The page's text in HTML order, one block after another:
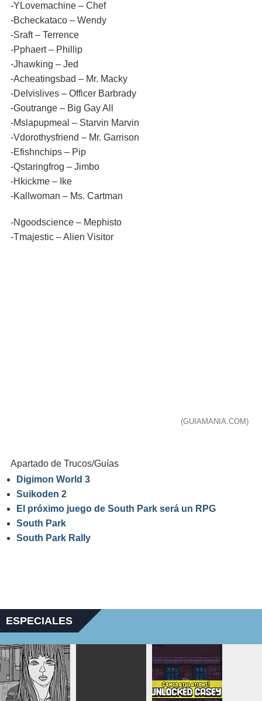
-YLovemachine – Chef
-Bcheckataco – Wendy
-Sraft – Terrence
-Pphaert – Phillip
-Jhawking – Jed
-Acheatingsbad – Mr. Macky
-Delvislives – Officer Barbrady
-Goutrange – Big Gay All
-Mslapupmeal – Starvin Marvin
-Vdorothysfriend – Mr. Garrison
-Efishnchips – Pip
-Qstaringfrog – Jimbo
-Hkickme – Ike
-Kallwoman – Ms. Cartman
-Ngoodscience – Mephisto
-Tmajestic – Alien Visitor
(GUIAMANIA.COM)
Apartado de Trucos/Guías
Digimon World 3
Suikoden 2
El próximo juego de South Park será un RPG
South Park
South Park Rally
ESPECIALES